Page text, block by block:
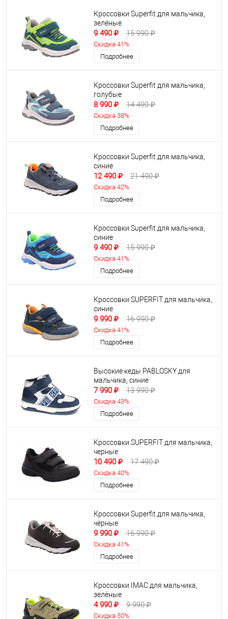
Кроссовки Superfit для мальчика,
зелёные
9 490 ₽ 15 990 ₽
Скидка 41%
Подробнее
Кроссовки Superfit для мальчика,
голубые
8 990 ₽ 14 490 ₽
Скидка 38%
Подробнее
Кроссовки Superfit для мальчика,
синие
12 490 ₽ 21 490 ₽
Скидка 42%
Подробнее
Кроссовки Superfit для мальчика,
синие
9 490 ₽ 15 990 ₽
Скидка 41%
Подробнее
Кроссовки SUPERFIT для мальчика,
синие
9 990 ₽ 16 990 ₽
Скидка 41%
Подробнее
Высокие кеды PABLOSKY для
мальчика, синие
7 990 ₽ 13 990 ₽
Скидка 43%
Подробнее
Кроссовки SUPERFIT для мальчика,
черные
10 490 ₽ 17 490 ₽
Скидка 40%
Подробнее
Кроссовки Superfit для мальчика,
чёрные
9 990 ₽ 16 990 ₽
Скидка 41%
Подробнее
Кроссовки IMAC для мальчика,
зелёные
4 990 ₽ 9 990 ₽
Скидка 50%